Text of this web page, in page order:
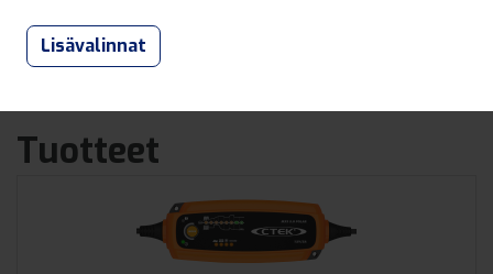
Lisävalinnat
Tuotteet